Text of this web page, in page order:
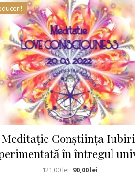
Meditație Conștiința
în întregul
121,00lei Prețul inițial a fost:
90,00 lei